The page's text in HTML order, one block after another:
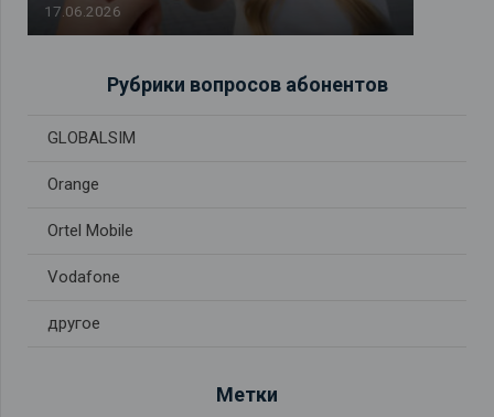
17.06.2026
Рубрики вопросов абонентов
GLOBALSIM
Orange
Ortel Mobile
Vodafone
другое
Метки